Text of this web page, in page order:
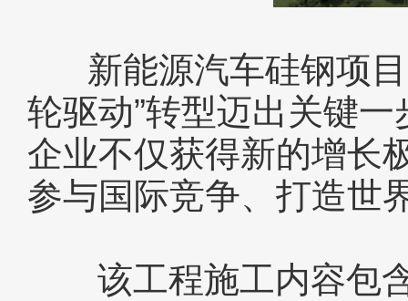
新能源汽车硅钢项目
轮驱动”转型迈出关键
企业不仅获得新的增长
参与国际竞争、打造世
该工程施工内容包含